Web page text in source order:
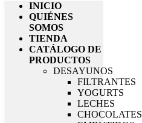
INICIO
QUIÉNES
SOMOS
TIENDA
CATÁLOGO DE
PRODUCTOS
DESAYUNOS
FILTRANTES
YOGURTS
LECHES
CHOCOLATES